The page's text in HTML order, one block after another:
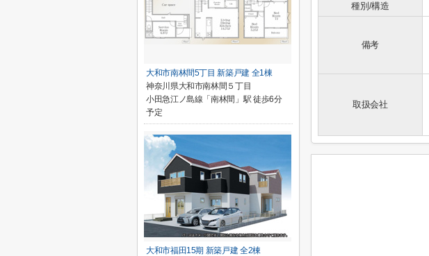
種別/構造
備考
取扱会社
大和市南林間5丁目 新築戸建 全1棟
神奈川県大和市南林間５丁目
小田急江ノ島線「南林間」駅 徒歩6分
予定
大和市福田15期 新築戸建 全2棟